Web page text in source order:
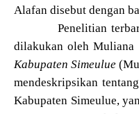
Alafan disebut dengan
Penelitian terbaru
dilakukan oleh Muliana
Kabupaten Simeulue
mendeskripsikan
Kabupaten Simeulue,